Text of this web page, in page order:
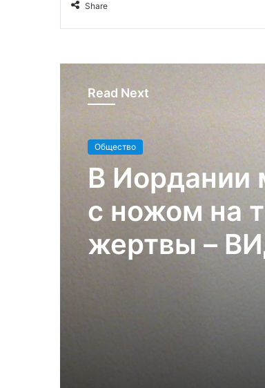
Share
Read Next
Общество
В Иордании
с ножом на
жертвы –
Общество
Протесты в
бросают
Испании